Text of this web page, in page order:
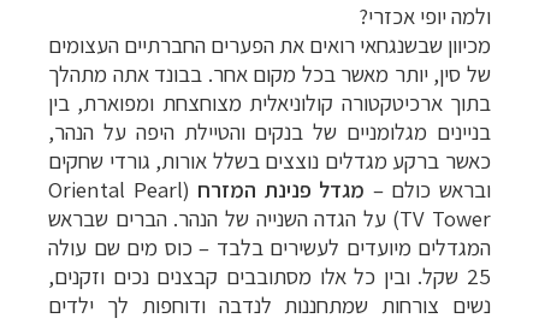
ולמה יופי אכזרי?
מכיוון שבשנגחאי רואים את הפערים החברתיים העצומים
של סין, יותר מאשר בכל מקום אחר. בבונד אתה מתהלך
בתוך ארכיטקטורה קולוניאלית מצוחצחת ומפוארת, בין
בניינים מגלומניים של בנקים והטיילת היפה על הנהר,
כאשר ברקע מגדלים נוצצים בשלל אורות, גורדי שחקים
ובראש כולם – מגדל פנינת המזרח (Oriental Pearl
TV Tower) על הגדה השנייה של הנהר. הברים שבראש
המגדלים מיועדים לעשירים בלבד – כוס מים שם עולה
25 שקל. ובין כל אלו מסתובבים קבצנים נכים וזקנים,
נשים צורחות שמתחננות לנדבה ודוחפות לך ילדים